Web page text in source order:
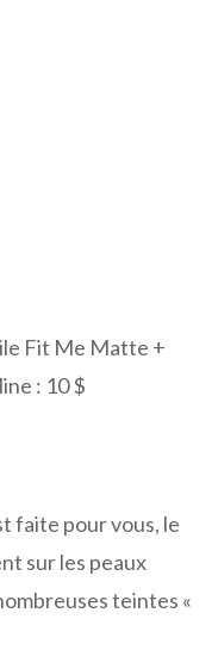
Fit Me Matte +
: 10 $
faite pour vous, le
sur les peaux
teintes «